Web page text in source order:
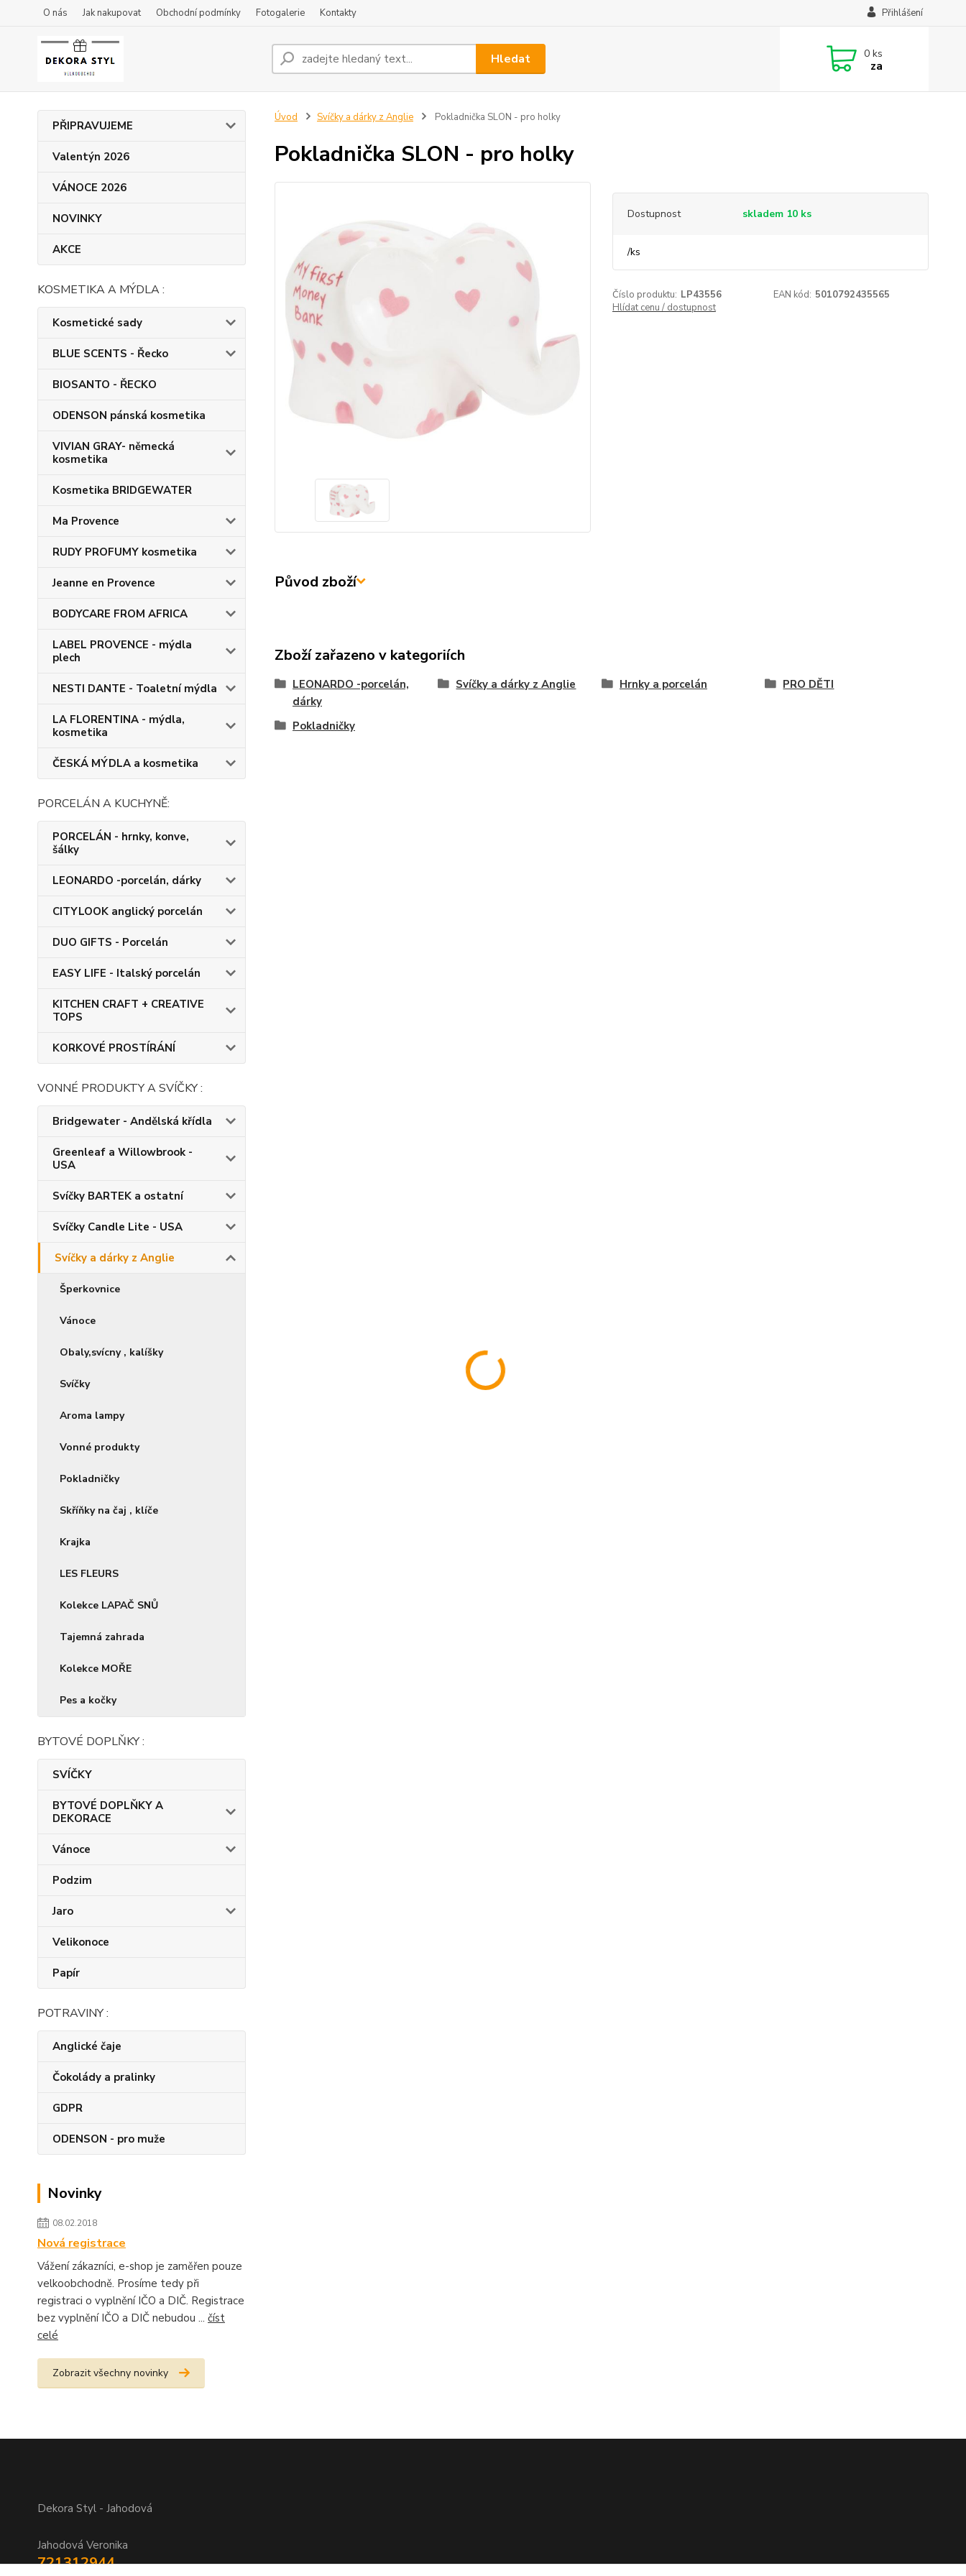
O nás Jak nakupovat Obchodní podmínky Fotogalerie Kontakty Přihlášení
Hledat 0 ks
za
PŘIPRAVUJEME
Valentýn 2026
VÁNOCE 2026
NOVINKY
AKCE
KOSMETIKA A MÝDLA :
Kosmetické sady
BLUE SCENTS - Řecko
BIOSANTO - ŘECKO
ODENSON pánská kosmetika
VIVIAN GRAY- německá
kosmetika
Kosmetika BRIDGEWATER
Ma Provence
RUDY PROFUMY kosmetika
Jeanne en Provence
BODYCARE FROM AFRICA
LABEL PROVENCE - mýdla
plech
NESTI DANTE - Toaletní mýdla
LA FLORENTINA - mýdla,
kosmetika
ČESKÁ MÝDLA a kosmetika
PORCELÁN A KUCHYNĚ:
PORCELÁN - hrnky, konve,
šálky
LEONARDO -porcelán, dárky
CITYLOOK anglický porcelán
DUO GIFTS - Porcelán
EASY LIFE - Italský porcelán
KITCHEN CRAFT + CREATIVE
TOPS
KORKOVÉ PROSTÍRÁNÍ
VONNÉ PRODUKTY A SVÍČKY :
Bridgewater - Andělská křídla
Greenleaf a Willowbrook -
USA
Svíčky BARTEK a ostatní
Svíčky Candle Lite - USA
Svíčky a dárky z Anglie
Šperkovnice
Vánoce
Obaly,svícny , kalíšky
Svíčky
Aroma lampy
Vonné produkty
Pokladničky
Skříňky na čaj , klíče
Krajka
LES FLEURS
Kolekce LAPAČ SNŮ
Tajemná zahrada
Kolekce MOŘE
Pes a kočky
BYTOVÉ DOPLŇKY :
SVÍČKY
BYTOVÉ DOPLŇKY A
DEKORACE
Vánoce
Podzim
Jaro
Velikonoce
Papír
POTRAVINY :
Anglické čaje
Čokolády a pralinky
GDPR
ODENSON - pro muže
Novinky
08.02.2018
Nová registrace
Vážení zákazníci, e-shop je zaměřen pouze
velkoobchodně. Prosíme tedy při
registraci o vyplnění IČO a DIČ. Registrace
bez vyplnění IČO a DIČ nebudou ... číst
celé
Zobrazit všechny novinky
Úvod Svíčky a dárky z Anglie Pokladnička SLON - pro holky
Pokladnička SLON - pro holky
Dostupnost skladem 10 ks
/ks
Číslo produktu: LP43556 EAN kód: 5010792435565
Hlídat cenu / dostupnost
Původ zboží
Zboží zařazeno v kategoriích
LEONARDO -porcelán,
dárky
Svíčky a dárky z Anglie Hrnky a porcelán PRO DĚTI
Pokladničky
Dekora Styl - Jahodová
Jahodová Veronika
721312944